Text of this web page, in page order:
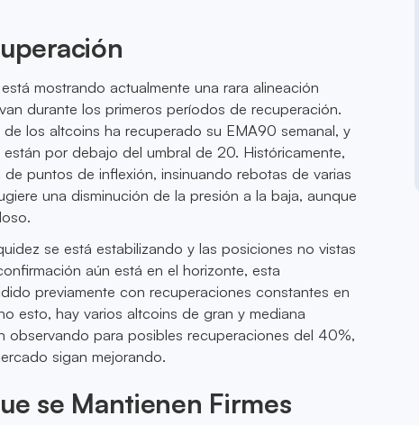
mostrando actualmente una rara alineación
durante los primeros períodos de recuperación.
los altcoins ha recuperado su EMA90 semanal, y
por debajo del umbral de 20. Históricamente,
puntos de inflexión, insinuando rebotas de varias
una disminución de la presión a la baja, aunque
se está estabilizando y las posiciones no vistas
aún está en el horizonte, esta
previamente con recuperaciones constantes en
esto, hay varios altcoins de gran y mediana
observando para posibles recuperaciones del 40%,
sigan mejorando.
se Mantienen Firmes